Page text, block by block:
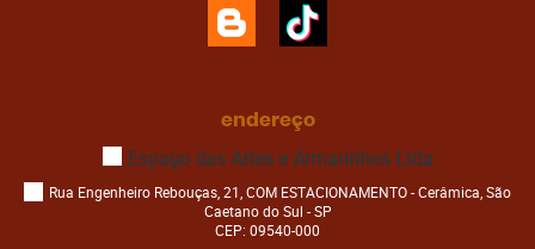
endereço
Espaço das Artes e Armarinhos Ltda
Rua Engenheiro Rebouças, 21, COM ESTACIONAMENTO-Cerâmica, São
Caetano do Sul -SP
CEP: 09540-000